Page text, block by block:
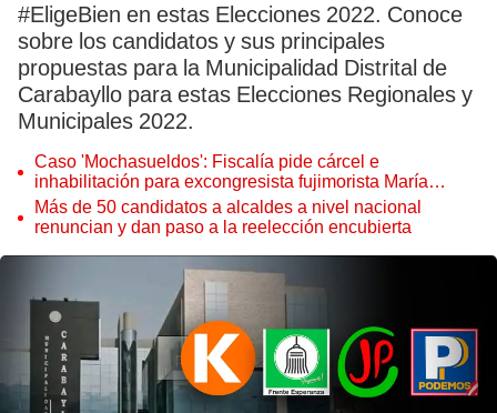
#EligeBien en estas Elecciones 2022. Conoce
sobre los candidatos y sus principales
propuestas para la Municipalidad Distrital de
Carabayllo para estas Elecciones Regionales y
Municipales 2022.
Caso 'Mochasueldos': Fiscalía pide cárcel e
inhabilitación para excongresista fujimorista María
Cordero Jon Tay
Más de 50 candidatos a alcaldes a nivel nacional
renuncian y dan paso a la reelección encubierta